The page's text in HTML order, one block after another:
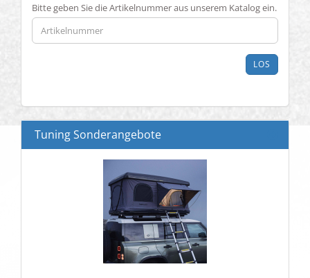
BITTE
GEBEN
SIE
DIE
EIN.
Bitte geben Sie die Artikelnummer aus unserem Katalog ein.
LOS
Tuning Sonderangebote